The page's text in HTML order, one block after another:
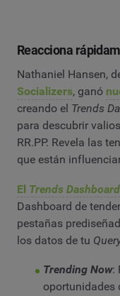
Reacciona
Nathaniel Hansen,
Socializers, ganó
creando el Trends
para descubrir
RR.PP. Revela las
que están
El Trends Dashboard
Dashboard de
pestañas
los datos de tu
Trending Now:
oportunidades